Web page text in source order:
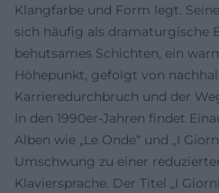
Klangfarbe und Form legt.
sich häufig als dramaturgische
behutsames Schichten, ein
Höhepunkt, gefolgt von
Karrieredurchbruch und der
In den 1990er‑Jahren findet
Alben wie „Le Onde“ und „I
Umschwung zu einer
Klaviersprache. Der Titel „I